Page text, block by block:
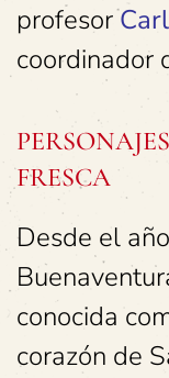
profesor
coordinador
FRESCA
Desde el
conocida
corazón de